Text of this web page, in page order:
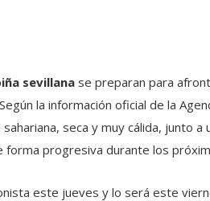
sevillanase preparan para
la información oficial de la
seca y muy cálida, junto
progresiva durante los
este jueves y lo será este